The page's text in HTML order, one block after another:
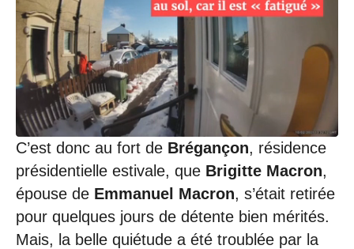
C’est donc au fort de Brégançon, résidence
présidentielle estivale, que Brigitte Macron,
épouse de Emmanuel Macron, s’était retirée
pour quelques jours de détente bien mérités.
Mais, la belle quiétude a été troublée par la